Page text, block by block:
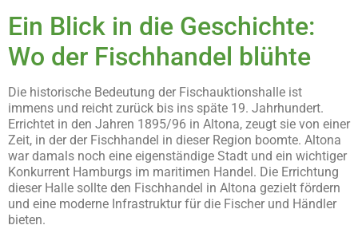
Ein Blick in die Geschichte:
Wo der Fischhandel blühte
Die historische Bedeutung der Fischauktionshalle ist
immens und reicht zurück bis ins späte 19. Jahrhundert.
Errichtet in den Jahren 1895/96 in Altona, zeugt sie von einer
Zeit, in der der Fischhandel in dieser Region boomte. Altona
war damals noch eine eigenständige Stadt und ein wichtiger
Konkurrent Hamburgs im maritimen Handel. Die Errichtung
dieser Halle sollte den Fischhandel in Altona gezielt fördern
und eine moderne Infrastruktur für die Fischer und Händler
bieten.